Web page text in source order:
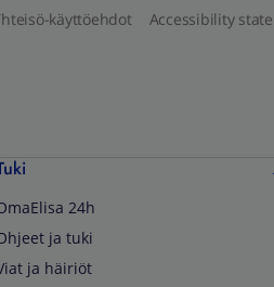
käyttöehdot Accessibility
24h
ja tuki
ja häiriöt